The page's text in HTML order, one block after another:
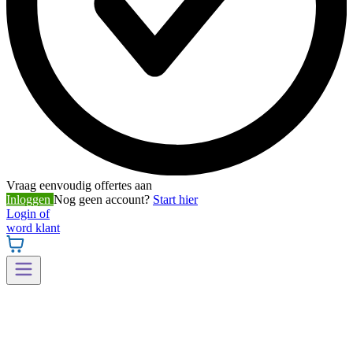
Vraag eenvoudig offertes aan
Inloggen Nog geen account? Start hier
Login of
word klant